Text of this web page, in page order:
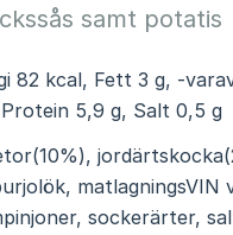
samt potatis
82 kcal, Fett 3 g, -
5,9 g, Salt 0,5 g
matlagningsVIN
sockerärter,